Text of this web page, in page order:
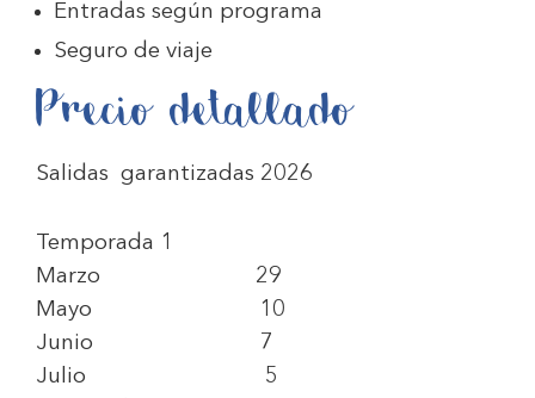
Entradas según programa
Seguro de viaje
Precio detallado
Salidas garantizadas 2026
Temporada 1
Marzo 29
Mayo 10
Junio 7
Julio 5